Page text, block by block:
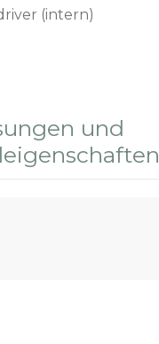
(intern)
und